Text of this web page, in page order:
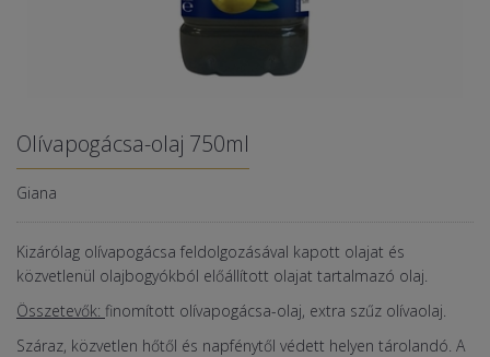
Olívapogácsa-olaj 750ml
Giana
Kizárólag olívapogácsa feldolgozásával kapott olajat és
közvetlenül olajbogyókból előállított olajat tartalmazó olaj.
Összetevők: finomított olívapogácsa-olaj, extra szűz olívaolaj.
Száraz, közvetlen hőtől és napfénytől védett helyen tárolandó. A